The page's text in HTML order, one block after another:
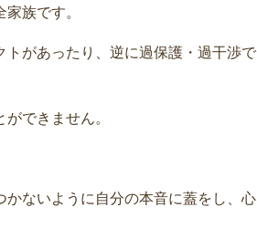
族です。
があったり、逆に過保護・過干渉で
できません。
ないように自分の本音に蓋をし、心